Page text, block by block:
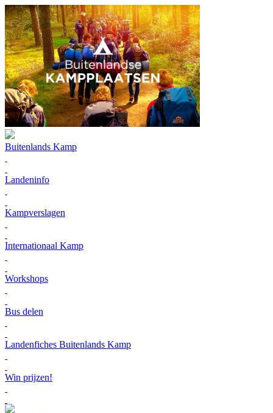
Buitenlands Kamp
Landeninfo
Kampverslagen
Internationaal Kamp
Workshops
Bus delen
Landenfiches Buitenlands Kamp
Win prijzen!